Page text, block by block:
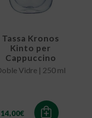
14,00€
Tassa Kronos
Kinto per
Cappuccino
Vidre | 250 ml